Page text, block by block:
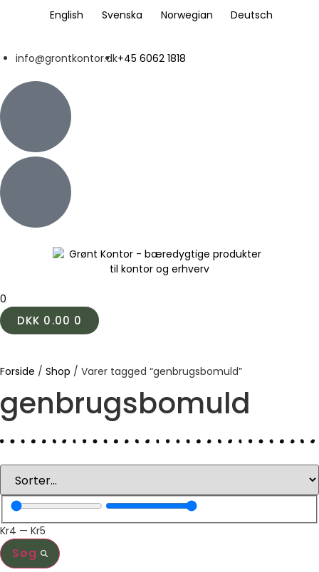
English Svenska Norwegian Deutsch
info@grontkontor.dk+45 6062 1818
0
DKK 0.00 0
Forside / Shop / Varer tagged “genbrugsbomuld”
genbrugsbomuld
Kr4 — Kr5
Søg